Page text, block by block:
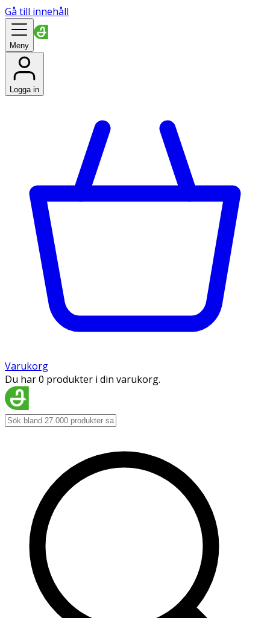
Gå till innehåll
Meny
Logga in
Varukorg
Du har 0 produkter i din varukorg.